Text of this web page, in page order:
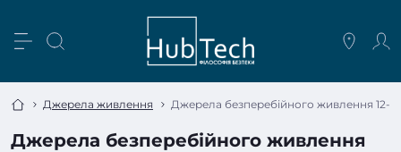
Джерела живлення Джерела безперебійного живлення 12-
Джерела безперебійного живлення